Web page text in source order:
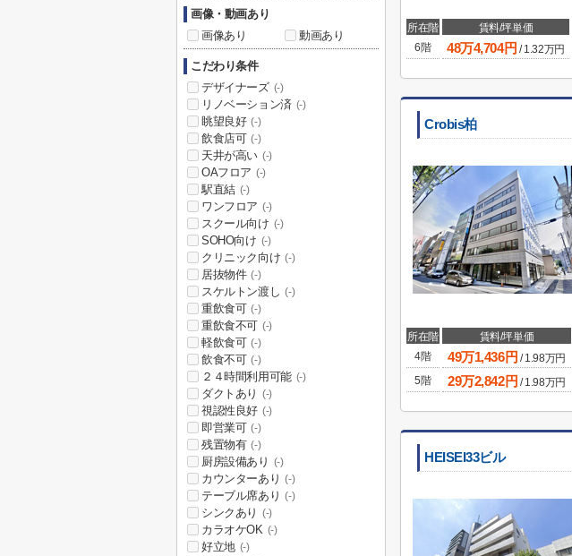
所在階 賃料/坪単価
6階
48万4,704円 /1.32万円
Crobis柏
所在階 賃料/坪単価
4階
49万1,436円 /1.98万円
5階
29万2,842円 /1.98万円
HEISEI33ビル
画像・動画あり
画像あり
動画あり
こだわり条件
デザイナーズ (-)
リノベーション済 (-)
眺望良好 (-)
飲食店可 (-)
天井が高い (-)
OAフロア (-)
駅直結 (-)
ワンフロア (-)
スクール向け (-)
SOHO向け (-)
クリニック向け (-)
居抜物件 (-)
スケルトン渡し (-)
重飲食可 (-)
重飲食不可 (-)
軽飲食可 (-)
飲食不可 (-)
２４時間利用可能 (-)
ダクトあり (-)
視認性良好 (-)
即営業可 (-)
残置物有 (-)
厨房設備あり (-)
カウンターあり (-)
テーブル席あり (-)
シンクあり (-)
カラオケOK (-)
好立地 (-)